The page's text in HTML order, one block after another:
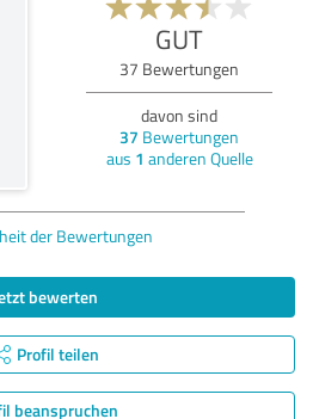
GUT
37 Bewertungen
davon sind
37 Bewertungen
aus 1 anderen Quelle
der Bewertungen
bewerten
Profil teilen
beanspruchen